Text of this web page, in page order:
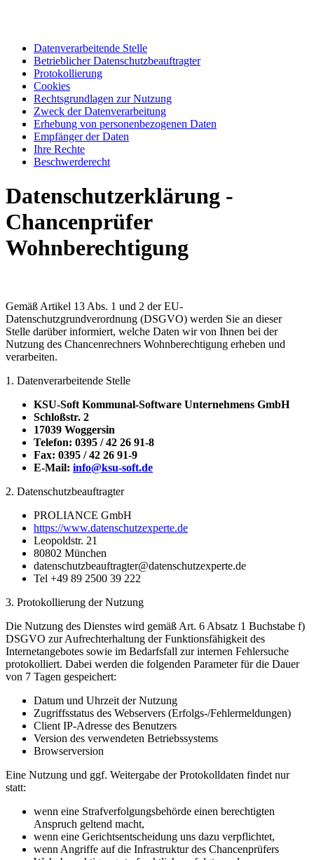
Datenverarbeitende Stelle
Betrieblicher Datenschutzbeauftragter
Protokollierung
Cookies
Rechtsgrundlagen zur Nutzung
Zweck der Datenverarbeitung
Erhebung von personenbezogenen Daten
Empfänger der Daten
Ihre Rechte
Beschwerderecht
Datenschutzerklärung -
Chancenprüfer
Wohnberechtigung
Gemäß Artikel 13 Abs. 1 und 2 der EU-
Datenschutzgrundverordnung (DSGVO) werden Sie an dieser
Stelle darüber informiert, welche Daten wir von Ihnen bei der
Nutzung des Chancenrechners Wohnberechtigung erheben und
verarbeiten.
1. Datenverarbeitende Stelle
KSU-Soft Kommunal-Software Unternehmens GmbH
Schloßstr. 2
17039 Woggersin
Telefon: 0395 / 42 26 91-8
Fax: 0395 / 42 26 91-9
E-Mail: info@ksu-soft.de
2. Datenschutzbeauftragter
PROLIANCE GmbH
https://www.datenschutzexperte.de
Leopoldstr. 21
80802 München
datenschutzbeauftragter@datenschutzexperte.de
Tel +49 89 2500 39 222
3. Protokollierung der Nutzung
Die Nutzung des Dienstes wird gemäß Art. 6 Absatz 1 Buchstabe f)
DSGVO zur Aufrechterhaltung der Funktionsfähigkeit des
Internetangebotes sowie im Bedarfsfall zur internen Fehlersuche
protokolliert. Dabei werden die folgenden Parameter für die Dauer
von 7 Tagen gespeichert:
Datum und Uhrzeit der Nutzung
Zugriffsstatus des Webservers (Erfolgs-/Fehlermeldungen)
Client IP-Adresse des Benutzers
Version des verwendeten Betriebssystems
Browserversion
Eine Nutzung und ggf. Weitergabe der Protokolldaten findet nur
statt:
wenn eine Strafverfolgungsbehörde einen berechtigten
Anspruch geltend macht,
wenn eine Gerichtsentscheidung uns dazu verpflichtet,
wenn Angriffe auf die Infrastruktur des Chancenprüfers